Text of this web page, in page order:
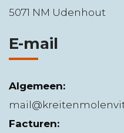
5071 NM Udenhout
E-mail
Algemeen:
Facturen: